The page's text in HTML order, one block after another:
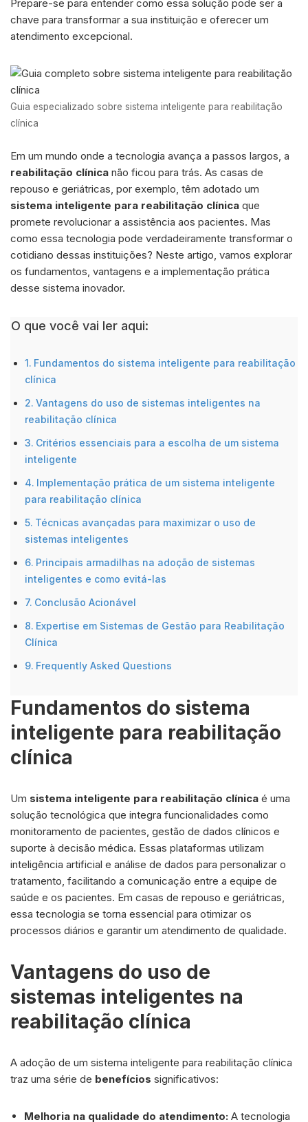
Prepare-se para entender como essa solução pode ser a
chave para transformar a sua instituição e oferecer um
atendimento excepcional.
Guia especializado sobre sistema inteligente para reabilitação
clínica
Em um mundo onde a tecnologia avança a passos largos, a
reabilitação clínica não ficou para trás. As casas de
repouso e geriátricas, por exemplo, têm adotado um
sistema inteligente para reabilitação clínica que
promete revolucionar a assistência aos pacientes. Mas
como essa tecnologia pode verdadeiramente transformar o
cotidiano dessas instituições? Neste artigo, vamos explorar
os fundamentos, vantagens e a implementação prática
desse sistema inovador.
O que você vai ler aqui:
Fundamentos do sistema inteligente para reabilitação
clínica
Vantagens do uso de sistemas inteligentes na
reabilitação clínica
Critérios essenciais para a escolha de um sistema
inteligente
Implementação prática de um sistema inteligente
para reabilitação clínica
Técnicas avançadas para maximizar o uso de
sistemas inteligentes
Principais armadilhas na adoção de sistemas
inteligentes e como evitá-las
Conclusão Acionável
Expertise em Sistemas de Gestão para Reabilitação
Clínica
Frequently Asked Questions
Fundamentos do sistema
inteligente para reabilitação
clínica
Um sistema inteligente para reabilitação clínica é uma
solução tecnológica que integra funcionalidades como
monitoramento de pacientes, gestão de dados clínicos e
suporte à decisão médica. Essas plataformas utilizam
inteligência artificial e análise de dados para personalizar o
tratamento, facilitando a comunicação entre a equipe de
saúde e os pacientes. Em casas de repouso e geriátricas,
essa tecnologia se torna essencial para otimizar os
processos diários e garantir um atendimento de qualidade.
Vantagens do uso de
sistemas inteligentes na
reabilitação clínica
A adoção de um sistema inteligente para reabilitação clínica
traz uma série de benefícios significativos:
Melhoria na qualidade do atendimento: A tecnologia